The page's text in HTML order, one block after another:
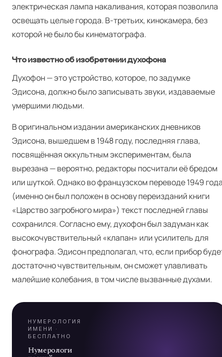
электрическая лампа накаливания, которая позволила
освещать целые города. В‑третьих, кинокамера, без
которой не было бы кинематографа.
Что известно об изобретении духофона
Духофон — это устройство, которое, по задумке
Эдисона, должно было записывать звуки, издаваемые
умершими людьми.
В оригинальном издании американских дневников
Эдисона, вышедшем в 1948 году, последняя глава,
посвящённая оккультным экспериментам, была
вырезана — вероятно, редакторы посчитали её бредом
или шуткой. Однако во французском переводе 1949
(именно он был положен в основу переизданий книги
«Царство загробного мира») текст последней главы
сохранился. Согласно ему, духофон был задуман как
высокочувствительный «клапан» или усилитель для
фонографа. Эдисон предполагал, что, если прибор
достаточно чувствительным, он сможет улавливать
малейшие колебания, в том числе вызванные духами.
НУМЕРОЛОГИЯ
ИМЕНИ ·
БЕСПЛАТНО
Нумерологи